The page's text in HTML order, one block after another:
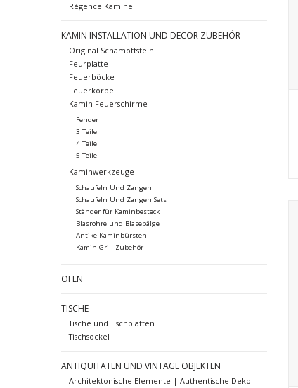
Régence Kamine
KAMIN INSTALLATION UND DECOR ZUBEHÖR
Original Schamottstein
Feurplatte
Feuerböcke
Feuerkörbe
Kamin Feuerschirme
Fender
3 Teile
4 Teile
5 Teile
Kaminwerkzeuge
Schaufeln Und Zangen
Schaufeln Und Zangen Sets
Ständer für Kaminbesteck
Blasrohre und Blasebälge
Antike Kaminbürsten
Kamin Grill Zubehör
ÖFEN
TISCHE
Tische und Tischplatten
Tischsockel
ANTIQUITÄTEN UND VINTAGE OBJEKTEN
Architektonische Elemente | Authentische Deko